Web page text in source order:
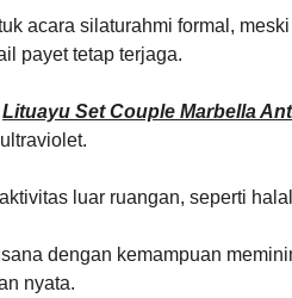
acara silaturahmi formal,
payet tetap terjaga.
Lituayu Set Couple Marbella
luar ruangan, seperti
dengan kemampuan
nyata.